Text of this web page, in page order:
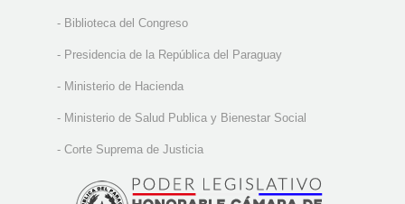
- Biblioteca del Congreso
- Presidencia de la República del Paraguay
- Ministerio de Hacienda
- Ministerio de Salud Publica y Bienestar Social
- Corte Suprema de Justicia